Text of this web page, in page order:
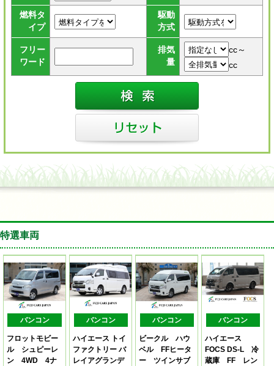
燃料タ
イプ
駆動
方式
フリー
ワード
排気
量
cc～
cc
特選車両
バンコン
フロットモビー
ル シュピーレ
ン 4WD 4ナ
バンコン
ハイエース トイ
ファクトリー バ
レイアグランデ
バンコン
ビークル ハウ
ベル FFヒータ
ー ツインサブ
バンコン
ハイエース
FOCS DS-L 冷
蔵庫 FF レン